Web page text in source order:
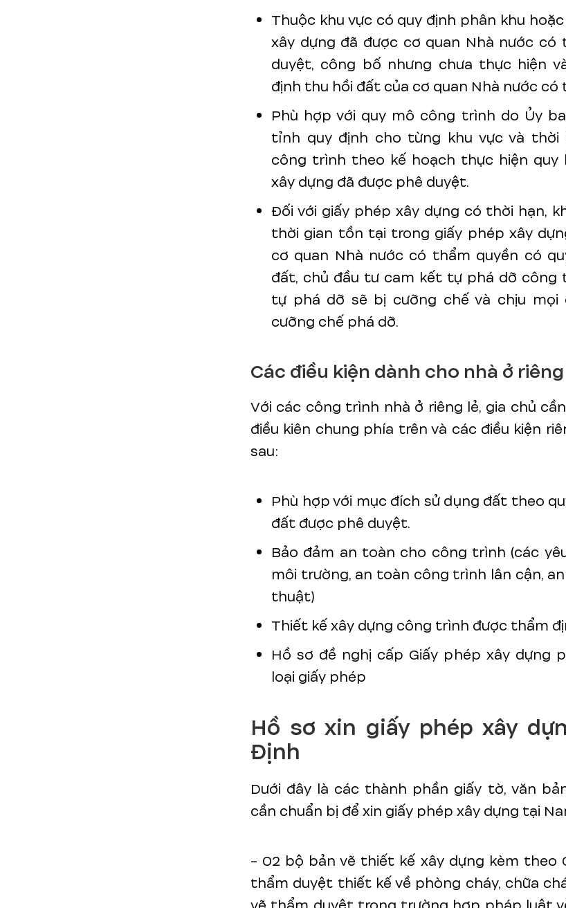
Thuộc khu vực có quy định phân khu
xây dựng đã được cơ quan Nhà nước có
duyệt, công bố nhưng chưa thực hiện
định thu hồi đất của cơ quan Nhà nước có
Phù hợp với quy mô công trình do Ủy
tỉnh quy định cho từng khu vực và
công trình theo kế hoạch thực hiện quy
xây dựng đã được phê duyệt.
Đối với giấy phép xây dựng có thời hạn,
thời gian tồn tại trong giấy phép xây
cơ quan Nhà nước có thẩm quyền có
đất, chủ đầu tư cam kết tự phá dỡ công
tự phá dỡ sẽ bị cưỡng chế và chịu mọi
cưỡng chế phá dỡ.
Các điều kiện dành cho nhà ở
Với các công trình nhà ở riêng lẻ, gia chủ
điều kiên chung phía trên và các điều kiện
sau:
Phù hợp với mục đích sử dụng đất theo
đất được phê duyệt.
Bảo đảm an toàn cho công trình (các
môi trường, an toàn công trình lân cận,
thuật)
Thiết kế xây dựng công trình được thẩm
Hồ sơ đề nghị cấp Giấy phép xây dựng
loại giấy phép
Hồ sơ xin giấy phép xây
Định
Dưới đây là các thành phần giấy tờ, văn
cần chuẩn bị để xin giấy phép xây dựng tại
- 02 bộ bản vẽ thiết kế xây dựng kèm theo
thẩm duyệt thiết kế về phòng cháy, chữa